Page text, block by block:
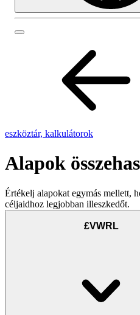
eszköztár, kalkulátorok
Alapok
Értékelj alapokat egymás mellett,
céljaidhoz legjobban illeszkedőt.
£VWRL